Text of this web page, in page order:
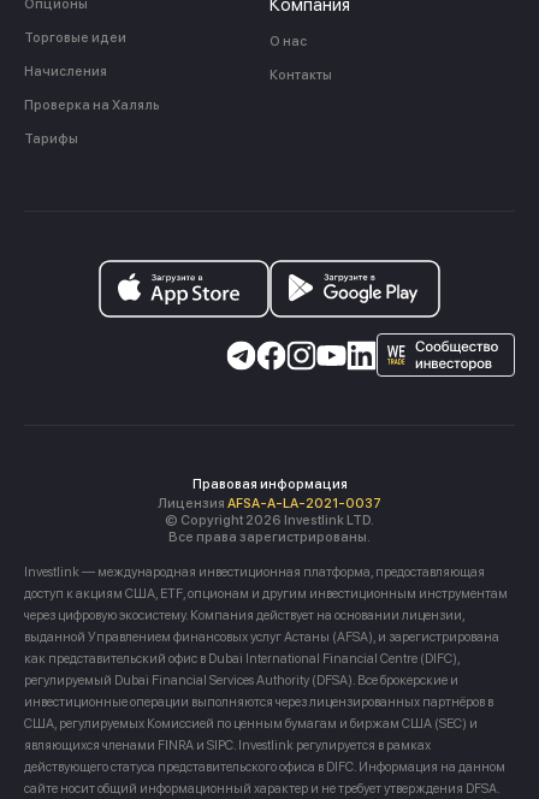
Опционы
Торговые идеи
Начисления
Проверка на Халяль
Тарифы
Компания
О нас
Контакты
Правовая информация
Лицензия AFSA-A-LA-2021-0037
© Copyright 2026 Investlink LTD.
Все права зарегистрированы.
Investlink — международная инвестиционная платформа, предоставляющая
доступ к акциям США, ETF, опционам и другим инвестиционным инструментам
через цифровую экосистему. Компания действует на основании лицензии,
выданной Управлением финансовых услуг Астаны (AFSA), и зарегистрирована
как представительский офис в Dubai International Financial Centre (DIFC),
регулируемый Dubai Financial Services Authority (DFSA). Все брокерские и
инвестиционные операции выполняются через лицензированных партнёров в
США, регулируемых Комиссией по ценным бумагам и биржам США (SEC) и
являющихся членами FINRA и SIPC. Investlink регулируется в рамках
действующего статуса представительского офиса в DIFC. Информация на данном
сайте носит общий информационный характер и не требует утверждения DFSA.